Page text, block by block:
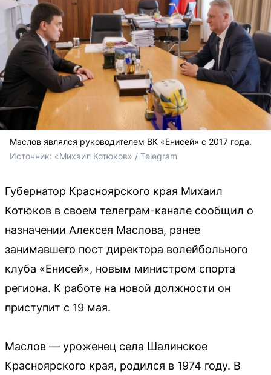
Маслов являлся руководителем ВК «Енисей» с 2017 года.
Источник: «Михаил Котюков» / Telegram
Губернатор Красноярского края Михаил
Котюков в своем телеграм-канале сообщил о
назначении Алексея Маслова, ранее
занимавшего пост директора волейбольного
клуба «Енисей», новым министром спорта
региона. К работе на новой должности он
приступит с 19 мая.
Маслов — уроженец села Шалинское
Красноярского края, родился в 1974 году. В